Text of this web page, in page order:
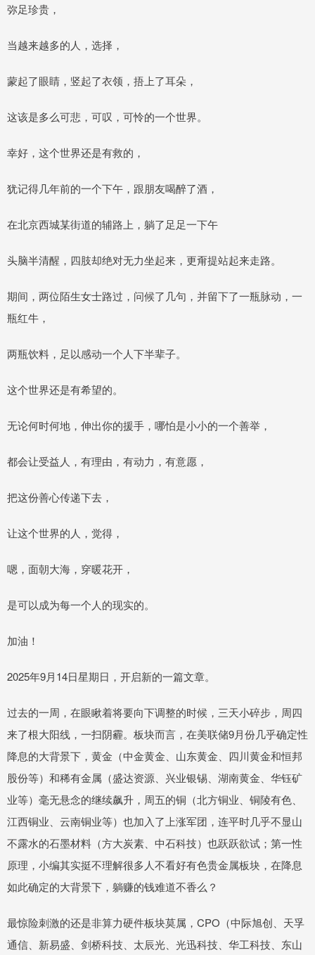
弥足珍贵，
当越来越多的人，选择，
蒙起了眼睛，竖起了衣领，捂上了耳朵，
这该是多么可悲，可叹，可怜的一个世界。
幸好，这个世界还是有救的，
犹记得几年前的一个下午，跟朋友喝醉了酒，
在北京西城某街道的辅路上，躺了足足一下午
头脑半清醒，四肢却绝对无力坐起来，更甭提站起来走路。
期间，两位陌生女士路过，问候了几句，并留下了一瓶脉动，一
瓶红牛，
两瓶饮料，足以感动一个人下半辈子。
这个世界还是有希望的。
无论何时何地，伸出你的援手，哪怕是小小的一个善举，
都会让受益人，有理由，有动力，有意愿，
把这份善心传递下去，
让这个世界的人，觉得，
嗯，面朝大海，穿暖花开，
是可以成为每一个人的现实的。
加油！
2025年9月14日星期日，开启新的一篇文章。
过去的一周，在眼瞅着将要向下调整的时候，三天小碎步，周四
来了根大阳线，一扫阴霾。板块而言，在美联储9月份几乎确定性
降息的大背景下，黄金（中金黄金、山东黄金、四川黄金和恒邦
股份等）和稀有金属（盛达资源、兴业银锡、湖南黄金、华钰矿
业等）毫无悬念的继续飙升，周五的铜（北方铜业、铜陵有色、
江西铜业、云南铜业等）也加入了上涨军团，连平时几乎不显山
不露水的石墨材料（方大炭素、中石科技）也跃跃欲试；第一性
原理，小编其实挺不理解很多人不看好有色贵金属板块，在降息
如此确定的大背景下，躺赚的钱难道不香么？
最惊险刺激的还是非算力硬件板块莫属，CPO（中际旭创、天孚
通信、新易盛、剑桥科技、太辰光、光迅科技、华工科技、东山